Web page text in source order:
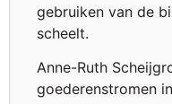
gebruiken van de
scheelt.
Anne-Ruth
goederenstromen